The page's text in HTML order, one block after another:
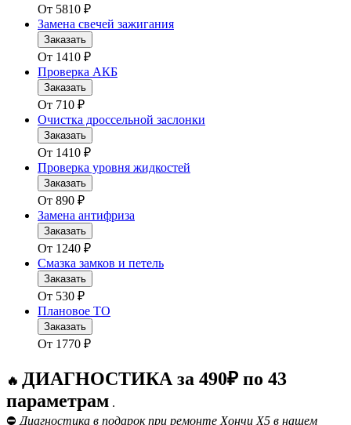
От 5810 ₽
Замена свечей зажигания
Заказать
От 1410 ₽
Проверка АКБ
Заказать
От 710 ₽
Очистка дроссельной заслонки
Заказать
От 1410 ₽
Проверка уровня жидкостей
Заказать
От 890 ₽
Замена антифриза
Заказать
От 1240 ₽
Смазка замков и петель
Заказать
От 530 ₽
Плановое ТО
Заказать
От 1770 ₽
🔥 ДИАГНОСТИКА за 490₽ по 43
параметрам .
⛔ Диагностика в подарок при ремонте Хончи Х5 в нашем